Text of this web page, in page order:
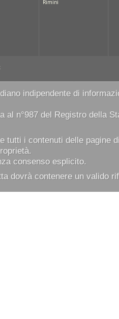
indipendente di
al n°987 del Registro della
tutti i contenuti delle pagine
consenso esplicito.
dovrà contenere un valido